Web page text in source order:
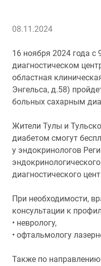
08.11.2024
16 ноября 2024 года с
диагностическом
областная
Энгельса, д.58)
больных сахарным
Жители Тулы и
диабетом смогут
у эндокринологов
диагностического
При необходимости,
консультации к
• неврологу,
• офтальмологу
Также по